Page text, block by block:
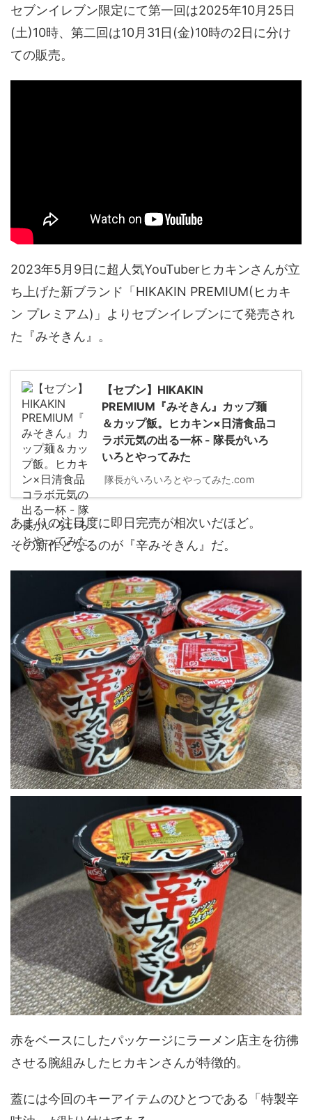
セブンイレブン限定にて第一回は2025年10月25日
(土)10時、第二回は10月31日(金)10時の2日に分け
ての販売。
2023年5月9日に超人気YouTuberヒカキンさんが立
ち上げた新ブランド「HIKAKIN PREMIUM(ヒカキ
ン プレミアム)」よりセブンイレブンにて発売され
た『みそきん』。
【セブン】HIKAKIN
PREMIUM『みそきん』カップ麺
＆カップ飯。ヒカキン×日清食品コ
ラボ元気の出る一杯 - 隊長がいろ
いろとやってみた
隊長がいろいろとやってみた.com
あまりの注目度に即日完売が相次いだほど。
その新作となるのが『辛みそきん』だ。
赤をベースにしたパッケージにラーメン店主を彷彿
させる腕組みしたヒカキンさんが特徴的。
蓋には今回のキーアイテムのひとつである「特製辛